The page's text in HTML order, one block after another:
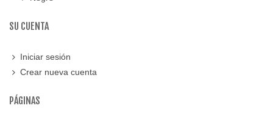
SU CUENTA
Iniciar sesión
Crear nueva cuenta
PÁGINAS